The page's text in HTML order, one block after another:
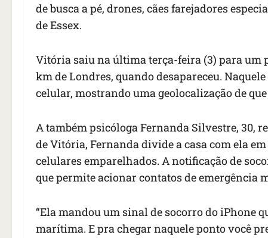
de busca a pé, drones, cães farejadores
de Essex.
Vitória saiu na última terça-feira (3) para um
km de Londres, quando desapareceu.
celular, mostrando uma geolocalização de
A também psicóloga Fernanda Silvestre, 30,
de Vitória, Fernanda divide a casa com ela
celulares emparelhados. A notificação de
que permite acionar contatos de emergência
“Ela mandou um sinal de socorro do iPhone
marítima. E pra chegar naquele ponto você